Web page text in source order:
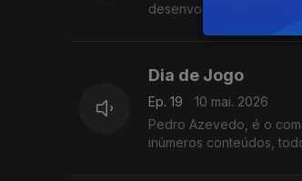
desenvolvido em
Dia de Jogo
Ep. 19
10 mai. 2026
Pedro Azevedo, é o
inúmeros conteúdos,